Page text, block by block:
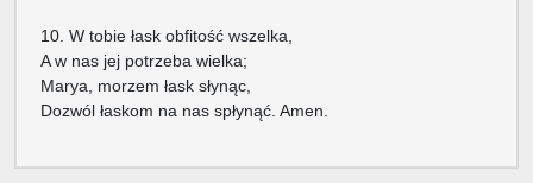
10. W tobie łask obfitość wszelka,
A w nas jej potrzeba wielka;
Marya, morzem łask słynąc,
Dozwól łaskom na nas spłynąć. Amen.